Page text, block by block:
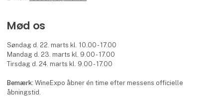
Mød os
Søndag d. 22. marts kl. 10.00 - 17.00
Mandag d. 23. marts kl. 9.00 - 17.00
Tirsdag d. 24. marts kl. 9.00 - 17.00
Bemærk:WineExpo åbner én time efter messens officielle
åbningstid.